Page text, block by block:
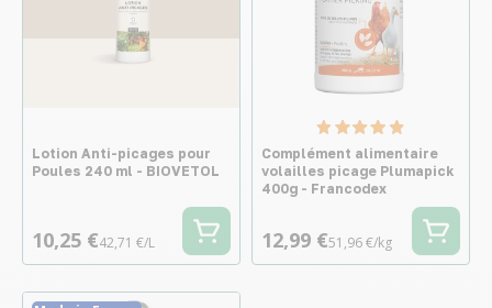
Lotion Anti-picages pour
Poules 240 ml - BIOVETOL
10,25 €42,71 €/L
Complément alimentaire
volailles picage Plumapick
400g - Francodex
12,99 €51,96 €/kg